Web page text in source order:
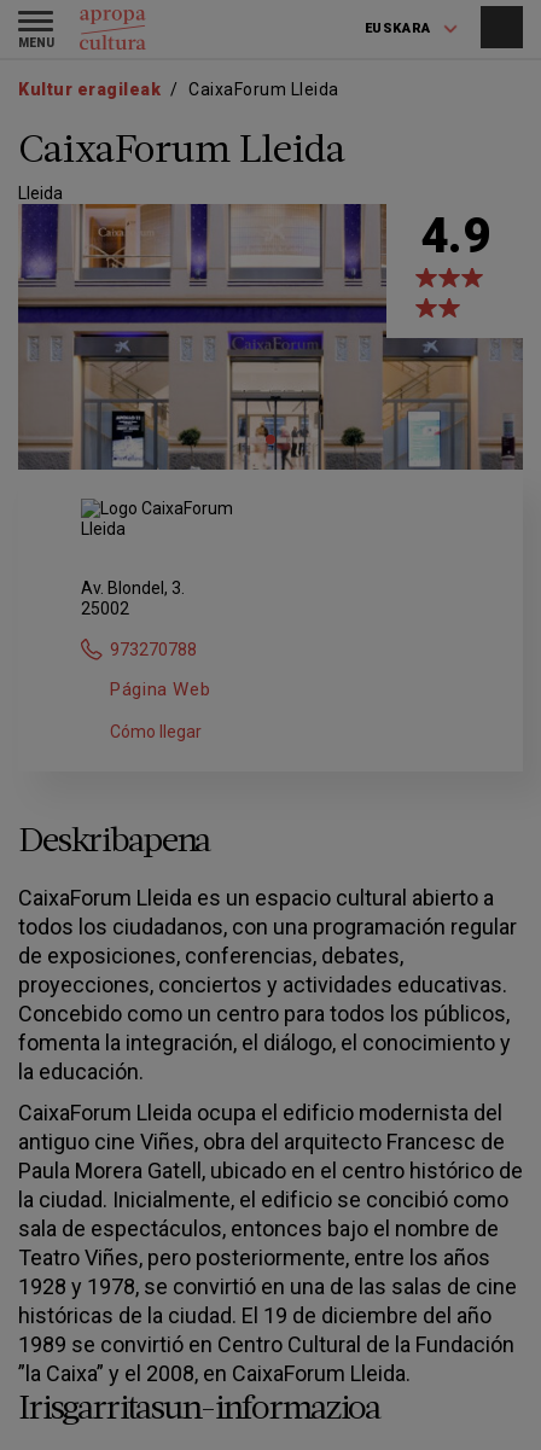
Skip
main
Skip
main
EUSKARA
Toggle
navigation
Kultur eragileak CaixaForum Lleida
CaixaForum Lleida
Lleida
4.9
Av. Blondel, 3.
25002
973270788
Página Web
Cómo llegar
Deskribapena
CaixaForum Lleida es un espacio cultural abierto a
todos los ciudadanos, con una programación regular
de exposiciones, conferencias, debates,
proyecciones, conciertos y actividades educativas.
Concebido como un centro para todos los públicos,
fomenta la integración, el diálogo, el conocimiento y
la educación.
CaixaForum Lleida ocupa el edificio modernista del
antiguo cine Viñes, obra del arquitecto Francesc de
Paula Morera Gatell, ubicado en el centro histórico de
la ciudad. Inicialmente, el edificio se concibió como
sala de espectáculos, entonces bajo el nombre de
Teatro Viñes, pero posteriormente, entre los años
1928 y 1978, se convirtió en una de las salas de cine
históricas de la ciudad. El 19 de diciembre del año
1989 se convirtió en Centro Cultural de la Fundación
”la Caixa” y el 2008, en CaixaForum Lleida.
Irisgarritasun-informazioa